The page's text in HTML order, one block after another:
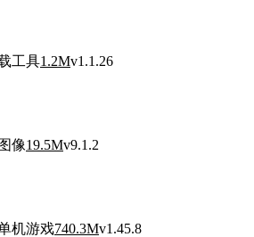
工具1.2Mv1.1.26
像19.5Mv9.1.2
机游戏740.3Mv1.45.8